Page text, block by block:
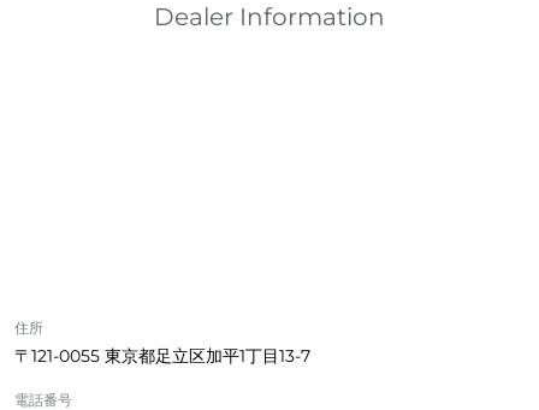
Dealer Information
住所
〒121-0055 東京都足立区加平1丁目13‐7
電話番号